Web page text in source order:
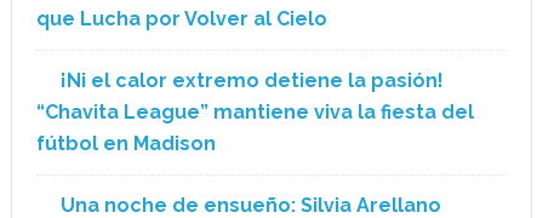
que Lucha por Volver al Cielo
¡Ni el calor extremo detiene la pasión!
“Chavita League” mantiene viva la fiesta del
fútbol en Madison
Una noche de ensueño: Silvia Arellano